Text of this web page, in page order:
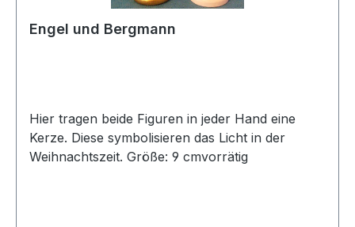
Engel und Bergmann
Hier tragen beide Figuren in jeder Hand eine
Kerze. Diese symbolisieren das Licht in der
Weihnachtszeit. Größe: 9 cmvorrätig